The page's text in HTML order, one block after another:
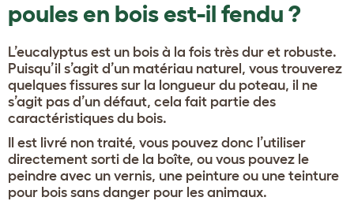
poules en bois est-il fendu ?
L’eucalyptus est un bois à la fois très dur et robuste.
Puisqu’il s’agit d’un matériau naturel, vous trouverez
quelques fissures sur la longueur du poteau, il ne
s’agit pas d’un défaut, cela fait partie des
caractéristiques du bois.
Il est livré non traité, vous pouvez donc l’utiliser
directement sorti de la boîte, ou vous pouvez le
peindre avec un vernis, une peinture ou une teinture
pour bois sans danger pour les animaux.